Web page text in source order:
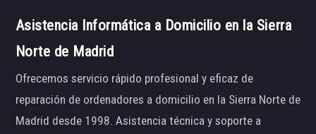
Asistencia Informática a Domicilio en la Sierra
Norte de Madrid
Ofrecemos servicio rápido profesional y eficaz de
reparación de ordenadores a domicilio en la Sierra Norte de
Madrid desde 1998. Asistencia técnica y soporte a